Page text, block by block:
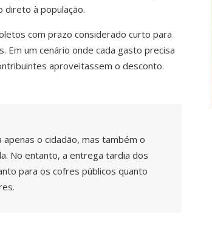
direto à população.
com prazo considerado curto para
Em um cenário onde cada gasto precisa
aproveitassem o desconto.
o cidadão, mas também o
No entanto, a entrega tardia dos
para os cofres públicos quanto